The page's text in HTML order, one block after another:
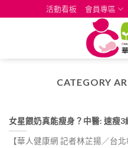
to
活動看板 會員專區
CATEGORY
女星餵奶真能瘦身？中醫: 速瘦3
【華人健康網 記者林芷揚／台